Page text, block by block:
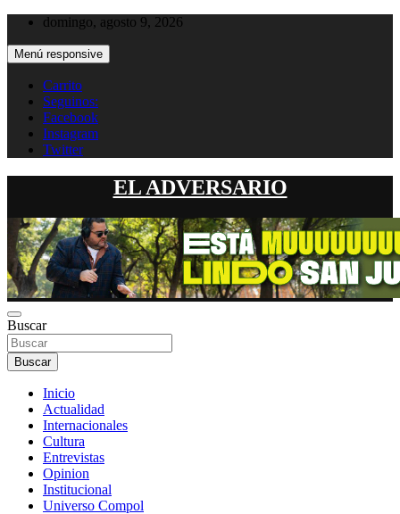
Saltar
contenido
domingo, agosto 9, 2026
Menú responsive
Carrito
Seguinos:
Facebook
Instagram
Twitter
EL ADVERSARIO
Buscar
Buscar
Inicio
Actualidad
Internacionales
Cultura
Entrevistas
Opinion
Institucional
Universo Compol